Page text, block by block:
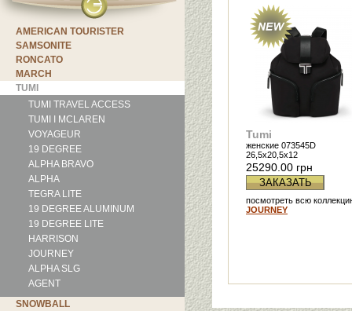
AMERICAN TOURISTER
SAMSONITE
RONCATO
MARCH
TUMI
TUMI TRAVEL ACCESS
TUMI I MCLAREN
VOYAGEUR
19 DEGREE
ALPHA BRAVO
ALPHA
TEGRA LITE
19 DEGREE ALUMINUM
19 DEGREE LITE
HARRISON
JOURNEY
ALPHA SLG
AGENT
SNOWBALL
Tumi
женские 073545D
26,5x20,5x12
25290.00 грн
ЗАКАЗАТЬ
посмотреть всю
JOURNEY